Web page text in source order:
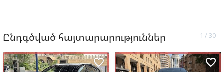
Ընդգծված հայտարարություններ
favorite_border favorite_border